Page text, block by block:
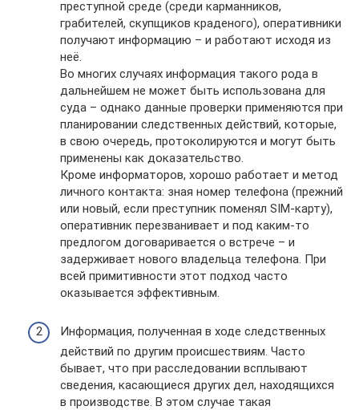
преступной среде (среди карманников,
грабителей, скупщиков краденого), оперативники
получают информацию – и работают исходя из
неё.
Во многих случаях информация такого рода в
дальнейшем не может быть использована для
суда – однако данные проверки применяются при
планировании следственных действий, которые,
в свою очередь, протоколируются и могут быть
применены как доказательство.
Кроме информаторов, хорошо работает и метод
личного контакта: зная номер телефона (прежний
или новый, если преступник поменял SIM-карту),
оперативник перезванивает и под каким-то
предлогом договаривается о встрече – и
задерживает нового владельца телефона. При
всей примитивности этот подход часто
оказывается эффективным.
Информация, полученная в ходе следственных
действий по другим происшествиям. Часто
бывает, что при расследовании всплывают
сведения, касающиеся других дел, находящихся
в производстве. В этом случае такая